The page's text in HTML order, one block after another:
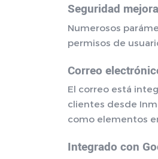
Seguridad
Numerosos
permisos de
Correo
El correo está
clientes desde
como elementos
Integrado con